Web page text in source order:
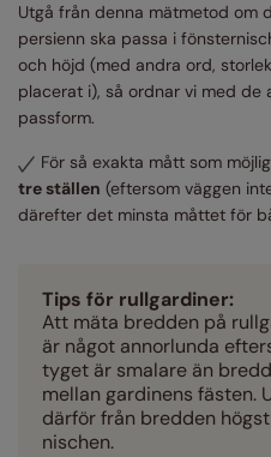
Utgå från denna mätmetod om
persienn ska passa i
och höjd (med andra ord,
placerat i), så ordnar vi med de
passform.
För så exakta mått som
tre ställen (eftersom väggen
därefter det minsta måttet för
Tips för rullgardiner:
Att mäta bredden på
är något annorlunda
tyget är smalare än
mellan gardinens fästen.
därför från bredden
nischen.